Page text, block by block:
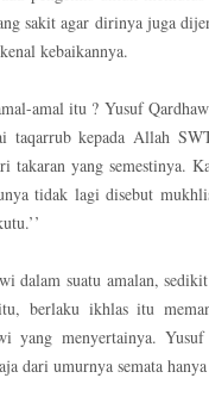
sakit agar dirinya juga
kebaikannya.
amal itu ? Yusuf
taqarrub kepada Allah
yang semestinya.
tidak lagi disebut
dalam suatu amalan,
berlaku ikhlas itu
yang menyertainya.
dari umurnya semata